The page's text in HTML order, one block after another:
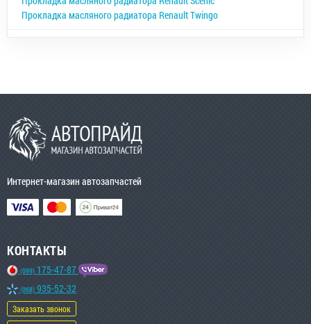
Прокладка масляного радиатора Renault Twingo
Интернет-магазин автозапчастей
КОНТАКТЫ
(099) 175-47-87
(068) 935-52-32
Заказать звонок